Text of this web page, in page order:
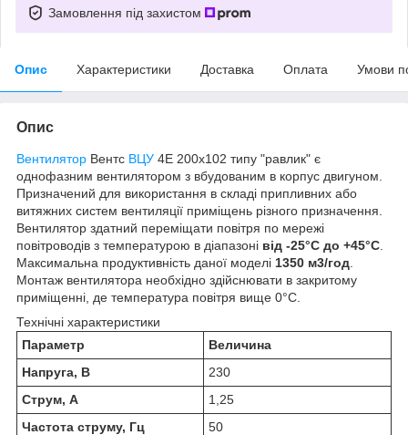
Замовлення під захистом
Опис Характеристики Доставка Оплата Умови
Опис
Вентилятор Вентс ВЦУ 4Е 200х102 типу "равлик" є
однофазним вентилятором з вбудованим в корпус двигуном.
Призначений для використання в складі припливних або
витяжних систем вентиляції приміщень різного призначення.
Вентилятор здатний переміщати повітря по мережі
повітроводів з температурою в діапазоні від -25°С до +45°С
Максимальна продуктивність даної моделі 1350 м3/год
Монтаж вентилятора необхідно здійснювати в закритому
приміщенні, де температура повітря вище 0°С.
Технічні характеристики
Параметр
Величина
Напруга, В
230
Струм, А
1,25
Частота струму, Гц
50